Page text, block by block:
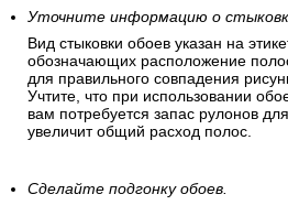
Уточните информацию о
Вид стыковки обоев указан на
обозначающих расположение
для правильного совпадения
Учтите, что при использовании
вам потребуется запас рулонов
увеличит общий расход полос.
Сделайте подгонку обоев.